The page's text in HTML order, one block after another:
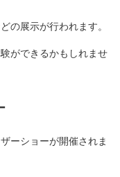
の展示が行われます。
ができるかもしれませ
ーショーが開催されま